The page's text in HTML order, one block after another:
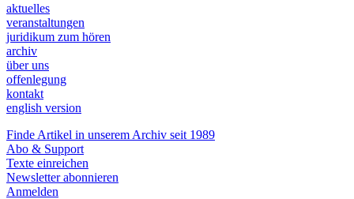
aktuelles
veranstaltungen
juridikum zum hören
archiv
über uns
offenlegung
kontakt
english version
Finde Artikel in unserem Archiv seit 1989
Abo & Support
Texte einreichen
Newsletter abonnieren
Anmelden